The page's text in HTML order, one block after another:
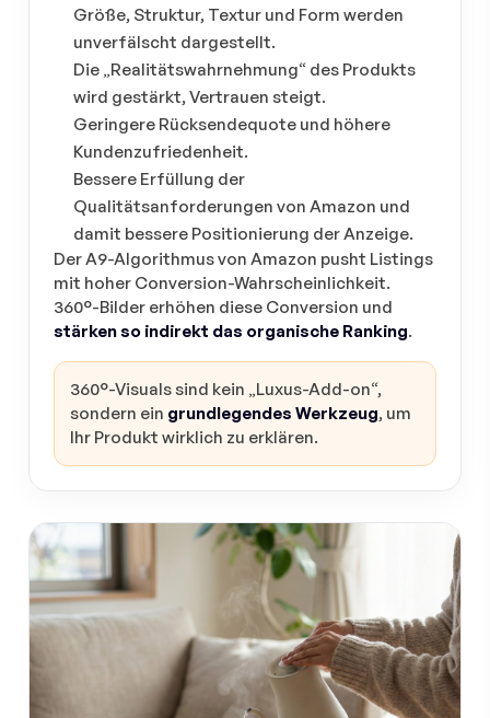
Größe, Struktur, Textur und Form werden
unverfälscht dargestellt.
Die „Realitätswahrnehmung“ des Produkts
wird gestärkt, Vertrauen steigt.
Geringere Rücksendequote und höhere
Kundenzufriedenheit.
Bessere Erfüllung der
Qualitätsanforderungen von Amazon und
damit bessere Positionierung der Anzeige.
Der A9-Algorithmus von Amazon pusht Listings
mit hoher Conversion-Wahrscheinlichkeit.
360°-Bilder erhöhen diese Conversion und
stärken so indirekt das organische Ranking.
360°-Visuals sind kein „Luxus-Add-on“,
sondern ein grundlegendes Werkzeug, um
Ihr Produkt wirklich zu erklären.